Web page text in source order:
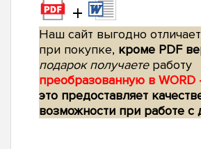
+
Наш сайт выгодно
при покупке, кроме PDF
подарок получаетеработу
преобразованную в WORD
это предоставляет
возможности при работе с